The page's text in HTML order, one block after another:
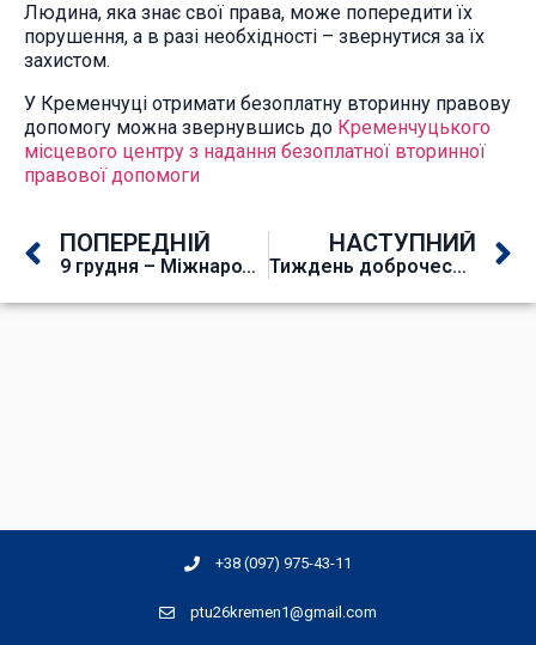
Людина, яка знає свої права, може попередити їх
порушення, а в разі необхідності – звернутися за їх
захистом.
У Кременчуці отримати безоплатну вторинну правову
допомогу можна звернувшись до Кременчуцького
місцевого центру з надання безоплатної вторинної
правової допомоги
ПОПЕРЕДНІЙ
9 грудня – Міжнародний день боротьби з корупцією
НАСТУПНИЙ
Тиждень доброчесності
+38 (097) 975-43-11
ptu26kremen1@gmail.com